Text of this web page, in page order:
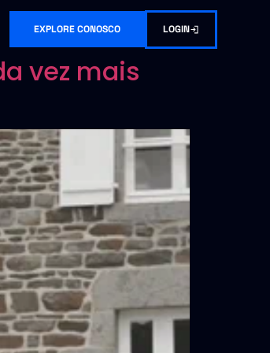
EXPLORE CONOSCO LOGIN
vez mais